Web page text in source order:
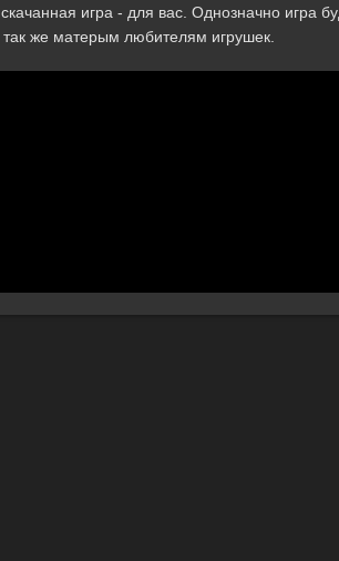
игра - для вас. Однозначно игра
же матерым любителям игрушек.